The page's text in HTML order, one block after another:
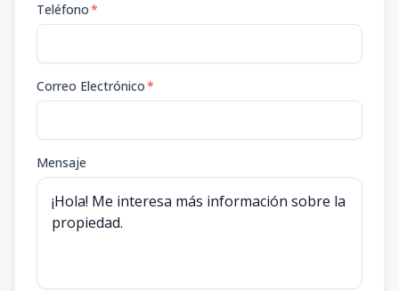
Teléfono*
Correo Electrónico*
Mensaje